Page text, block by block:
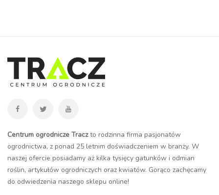
Centrum ogrodnicze Traczto rodzinna firma pasjonatów
ogrodnictwa, z ponad 25 letnim doświadczeniem w branży. W
naszej ofercie posiadamy aż kilka tysięcy gatunków i odmian
roślin, artykułów ogrodniczych oraz kwiatów. Gorąco zachęcamy
do odwiedzenia naszego sklepu online!